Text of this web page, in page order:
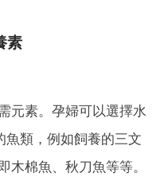
素
元素。孕婦可以選擇水
類，例如飼養的三文
木棉魚、秋刀魚等等。